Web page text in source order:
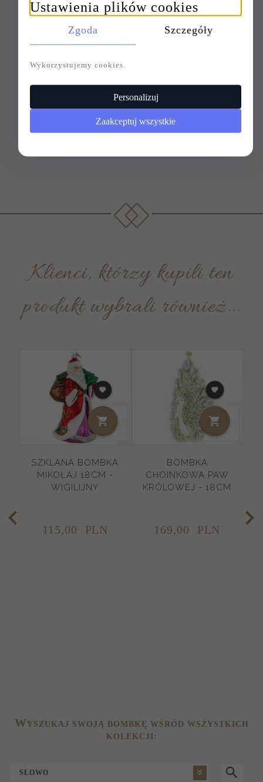
79,00
PLN
Oszczędzasz
4.00
Klienci, którzy kupili ten
produkt wybrali również...
SZKLANA BOMBKA
MIKOŁAJ 18CM -
WIGILIJNY
115,00 PLN
BOMBKA
CHOINKOWA PAW
KRÓLOWEJ - 18CM
169,00 PLN
WYSZUKAJ SWOJĄ BOMBKĘ WŚRÓD WSZYSTKICH
KOLEKCJI:
SŁOWO
Ustawienia plików cookies
Zgoda Szczegóły
Wykorzystujemy cookies.
Personalizuj
Zaakceptuj wszystkie